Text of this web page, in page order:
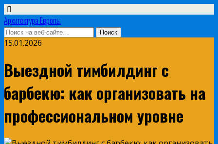
Архитектура Европы
15.01.2026
Выездной тимбилдинг с
барбекю: как организовать на
профессиональном уровне